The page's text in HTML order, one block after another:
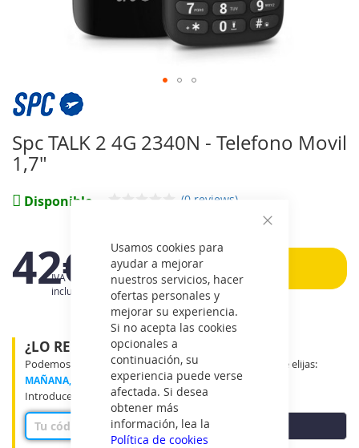
Usamos cookies para
ayudar a mejorar
nuestros servicios, hacer
ofertas personales y
mejorar su experiencia.
Si no acepta las cookies
opcionales a
continuación, su
experiencia puede verse
afectada. Si desea
obtener más
información, lea la
Política de cookies
Spc TALK 2 4G 2340N - Telefono Movil
1,7"
Disponible (0 reviews)
42€
IVA
incluido
¿LO RECIBIRÉ MAÑANA?
Podemos entregar tu producto en el tramo horario que elijas:
MAÑANA, MEDIO DÍA o TARDE
Introduce tu código postal para ver disponibilidad
Saltar
al
de
la
de
imágenes